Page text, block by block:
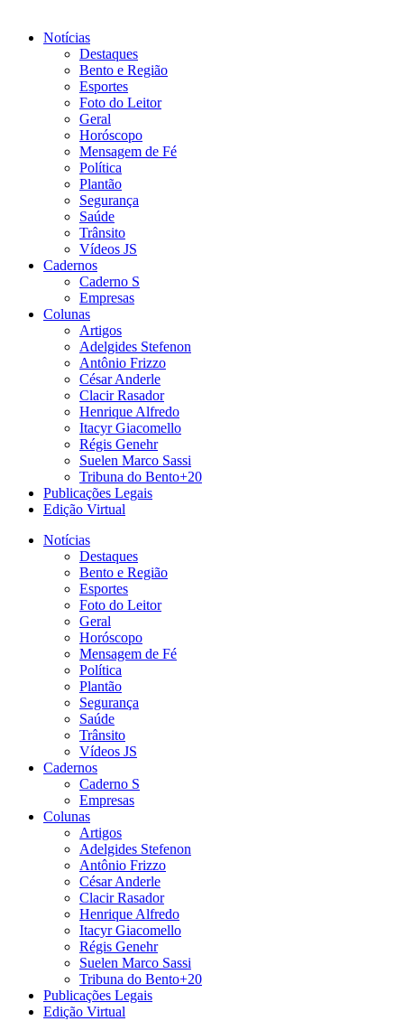
Notícias
Destaques
Bento e Região
Esportes
Foto do Leitor
Geral
Horóscopo
Mensagem de Fé
Política
Plantão
Segurança
Saúde
Trânsito
Vídeos JS
Cadernos
Caderno S
Empresas
Colunas
Artigos
Adelgides Stefenon
Antônio Frizzo
César Anderle
Clacir Rasador
Henrique Alfredo
Itacyr Giacomello
Régis Genehr
Suelen Marco Sassi
Tribuna do Bento+20
Publicações Legais
Edição Virtual
Notícias
Destaques
Bento e Região
Esportes
Foto do Leitor
Geral
Horóscopo
Mensagem de Fé
Política
Plantão
Segurança
Saúde
Trânsito
Vídeos JS
Cadernos
Caderno S
Empresas
Colunas
Artigos
Adelgides Stefenon
Antônio Frizzo
César Anderle
Clacir Rasador
Henrique Alfredo
Itacyr Giacomello
Régis Genehr
Suelen Marco Sassi
Tribuna do Bento+20
Publicações Legais
Edição Virtual